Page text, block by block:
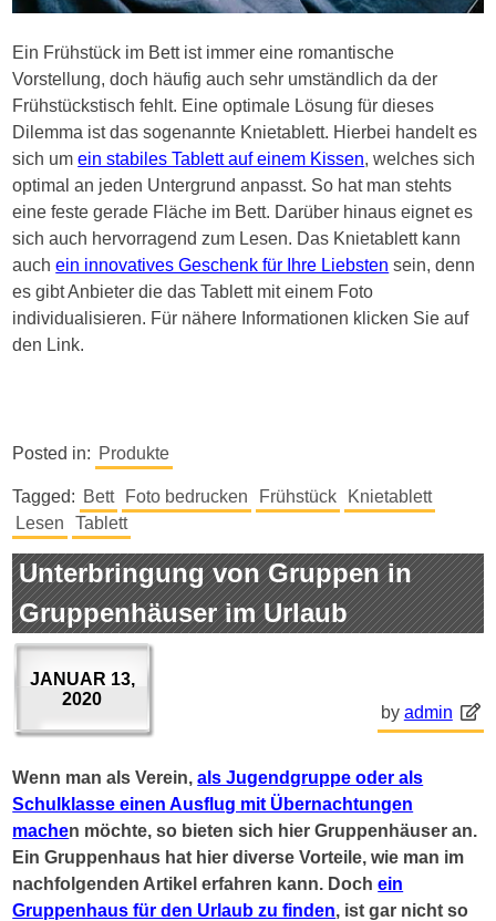
Ein Frühstück im Bett ist immer eine romantische
Vorstellung, doch häufig auch sehr umständlich da der
Frühstückstisch fehlt. Eine optimale Lösung für dieses
Dilemma ist das sogenannte Knietablett. Hierbei handelt es
sich umein stabiles Tablett auf einem Kissen, welches sich
optimal an jeden Untergrund anpasst. So hat man stehts
eine feste gerade Fläche im Bett. Darüber hinaus eignet es
sich auch hervorragend zum Lesen. Das Knietablett kann
auchein innovatives Geschenk für Ihre Liebsten sein, denn
es gibt Anbieter die das Tablett mit einem Foto
individualisieren. Für nähere Informationen klicken Sie auf
den Link.
Posted in: Produkte
Tagged: Bett Foto bedrucken Frühstück
Knietablett
Lesen
Tablett
Unterbringung von Gruppen in
Gruppenhäuser im Urlaub
JANUAR 13,
2020
by admin
Wenn man als Verein,als Jugendgruppe oder als
Schulklasse einen Ausflug mit Übernachtungen
machen möchte, so bieten sich hier Gruppenhäuser an.
Ein Gruppenhaus hat hier diverse Vorteile, wie man im
nachfolgenden Artikel erfahren kann. Dochein
Gruppenhaus für den Urlaub zu finden, ist gar nicht so